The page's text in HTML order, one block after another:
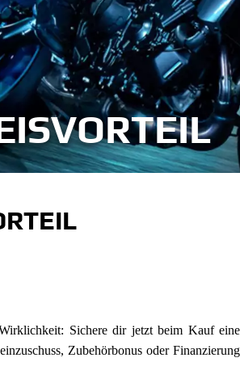
Sichere dir jetzt beim Kauf
Zubehörbonus oder